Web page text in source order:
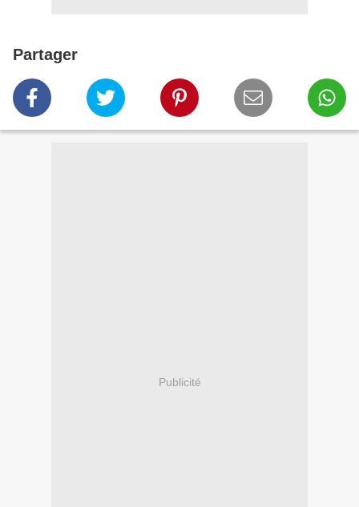
Partager
Publicité